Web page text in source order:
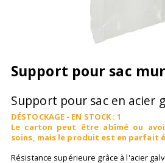
Support pour sac
Support pour sac en acier
DÉSTOCKAGE - EN STOCK : 1
Le carton peut être abîmé ou
soins, mais le produit est en parfait
Résistance supérieure grâce à l'acier